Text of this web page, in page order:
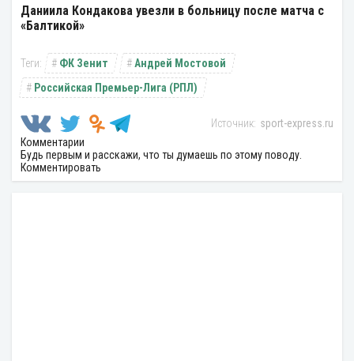
Даниила Кондакова увезли в больницу после матча с
«Балтикой»
ФК Зенит
Андрей Мостовой
Российская Премьер-Лига (РПЛ)
sport-express.ru
Комментарии
Будь первым и расскажи, что ты думаешь по этому поводу.
Комментировать